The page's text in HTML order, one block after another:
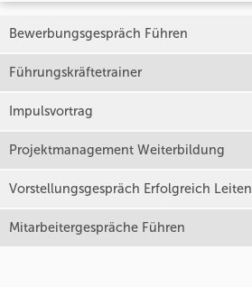
Bewerbungsgespräch Führen
Führungskräftetrainer
Impulsvortrag
Projektmanagement Weiterbildung
Vorstellungsgespräch Erfolgreich Leiten
Mitarbeitergespräche Führen